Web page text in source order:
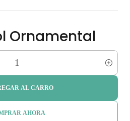
Ornamental
AL CARRO
AHORA